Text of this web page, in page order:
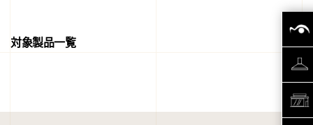
対象製品一覧